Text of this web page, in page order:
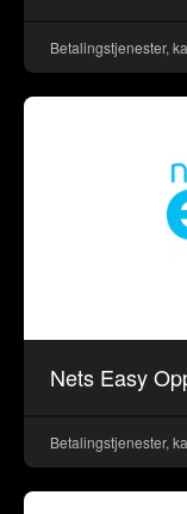
Betalingstjenester,
Nets Easy
Betalingstjenester,